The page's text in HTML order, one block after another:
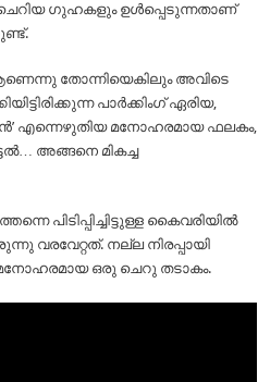
ചെറിയ ഗുഹകളും ഉൾപ്പെടുന്നതാണ്
തോന്നിയെകിലും അവിടെ
പാർക്കിംഗ് ഏരിയ,
എന്നെഴുതിയ മനോഹരമായ ഫലകം,
അങ്ങനെ മികച്ച
പിടിപ്പിച്ചിട്ടുള്ള കൈവരിയിൽ
വരവേറ്റത്. നല്ല നിരപ്പായി
മനോഹരമായ ഒരു ചെറു തടാകം.